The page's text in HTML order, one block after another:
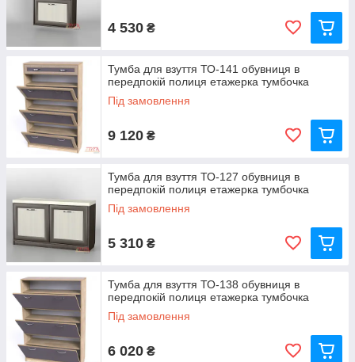
4 530 ₴
Тумба для взуття ТО-141 обувниця в
передпокій полиця етажерка тумбочка
Під замовлення
9 120 ₴
Тумба для взуття ТО-127 обувниця в
передпокій полиця етажерка тумбочка
Під замовлення
5 310 ₴
Тумба для взуття ТО-138 обувниця в
передпокій полиця етажерка тумбочка
Під замовлення
6 020 ₴